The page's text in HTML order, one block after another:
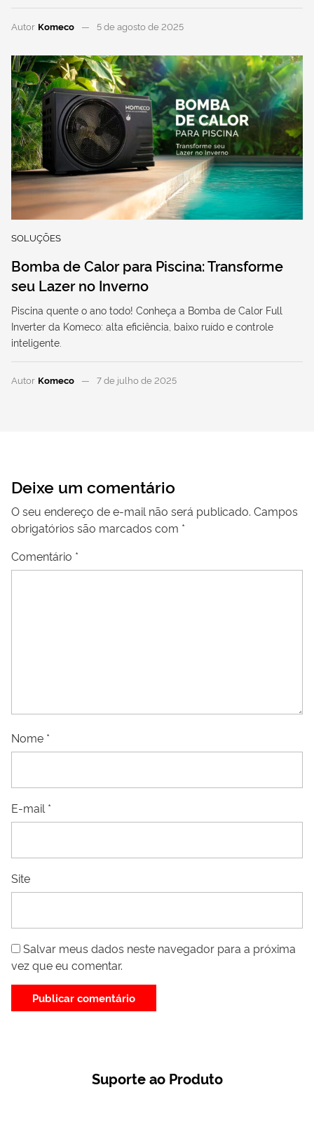
Autor Komeco 5 de agosto de 2025
SOLUÇÕES
Bomba de Calor para Piscina: Transforme
seu Lazer no Inverno
Piscina quente o ano todo! Conheça a Bomba de Calor Full
Inverter da Komeco: alta eficiência, baixo ruído e controle
inteligente.
Autor Komeco 7 de julho de 2025
Deixe um comentário
O seu endereço de e-mail não será publicado. Campos
obrigatórios são marcados com *
Comentário *
Nome *
E-mail *
Site
Salvar meus dados neste navegador para a próxima
vez que eu comentar.
Suporte ao Produto